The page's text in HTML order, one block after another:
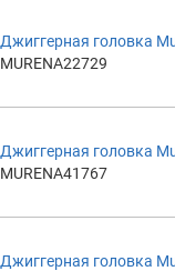
Джиггерная головка
MURENA22729
Джиггерная головка
MURENA41767
Джиггерная головка